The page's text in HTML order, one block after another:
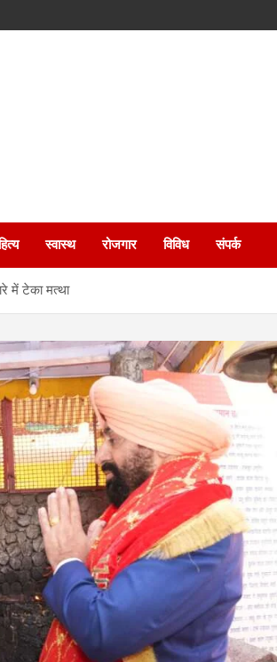
स्वास्थ रोजगार विविध संपर्क
में टेका मत्था